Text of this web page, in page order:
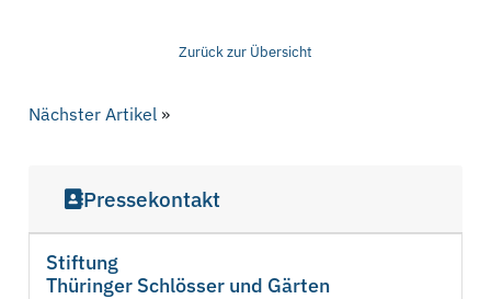
Zurück zur Übersicht
Nächster Artikel »
Pressekontakt
Stiftung
Thüringer Schlösser und Gärten